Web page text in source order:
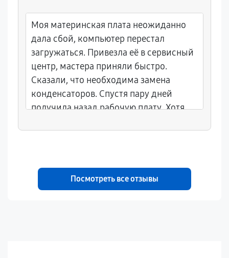
Моя материнская плата неожиданно
дала сбой, компьютер перестал
загружаться. Привезла её в сервисный
центр, мастера приняли быстро.
Сказали, что необходима замена
конденсаторов. Спустя пару дней
получила назад рабочую плату. Хотя
Посмотреть все отзывы